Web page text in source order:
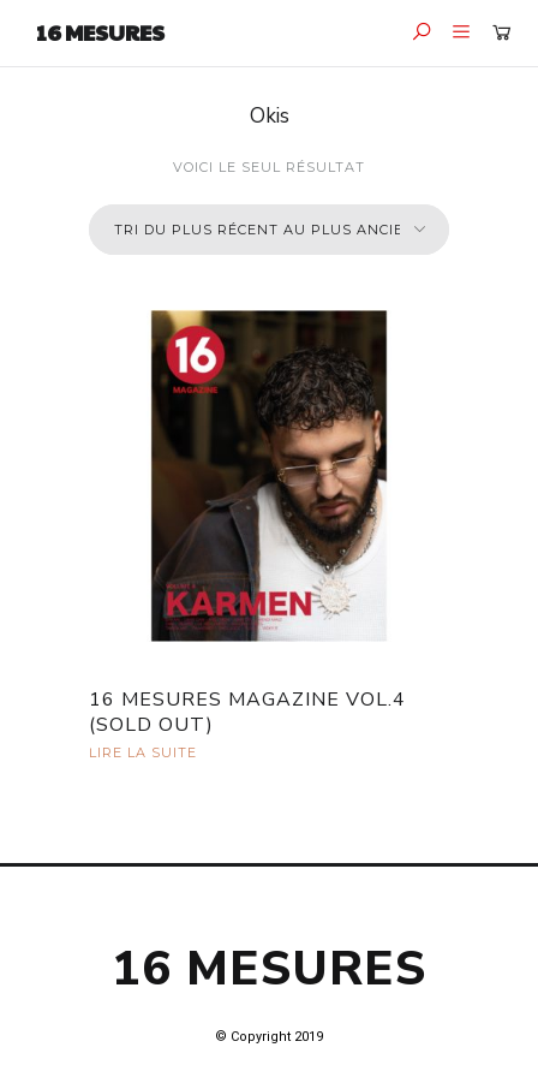
16 MESURES
Okis
VOICI LE SEUL RÉSULTAT
16 MESURES MAGAZINE VOL.4
(SOLD OUT)
LIRE LA SUITE
© Copyright 2019
16 MESURES